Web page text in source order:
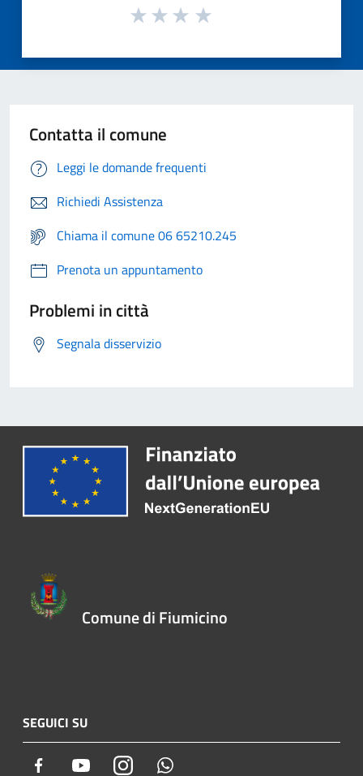
Contatta il comune
Leggi le domande frequenti
Richiedi Assistenza
Chiama il comune 06 65210.245
Prenota un appuntamento
Problemi in città
Segnala disservizio
Comune di Fiumicino
SEGUICI SU
Facebook YoutubeInstagram